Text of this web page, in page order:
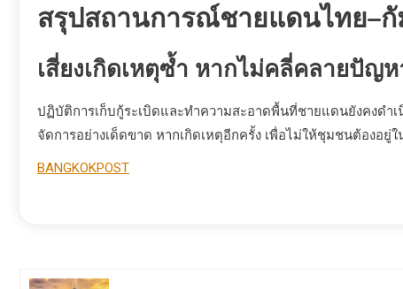
สรุปสถานการณ์ชายแดนไทย–
เสี่ยงเกิดเหตุซ้ำ หากไม่คลี่คลายปัญ
ปฏิบัติการเก็บกู้ระเบิดและทำความสะอาดพื้นที่ชายแดนยังคงดำ
จัดการอย่างเด็ดขาด หากเกิดเหตุอีกครั้ง เพื่อไม่ให้ชุมชนต้องอยู่
BANGKOKPOST